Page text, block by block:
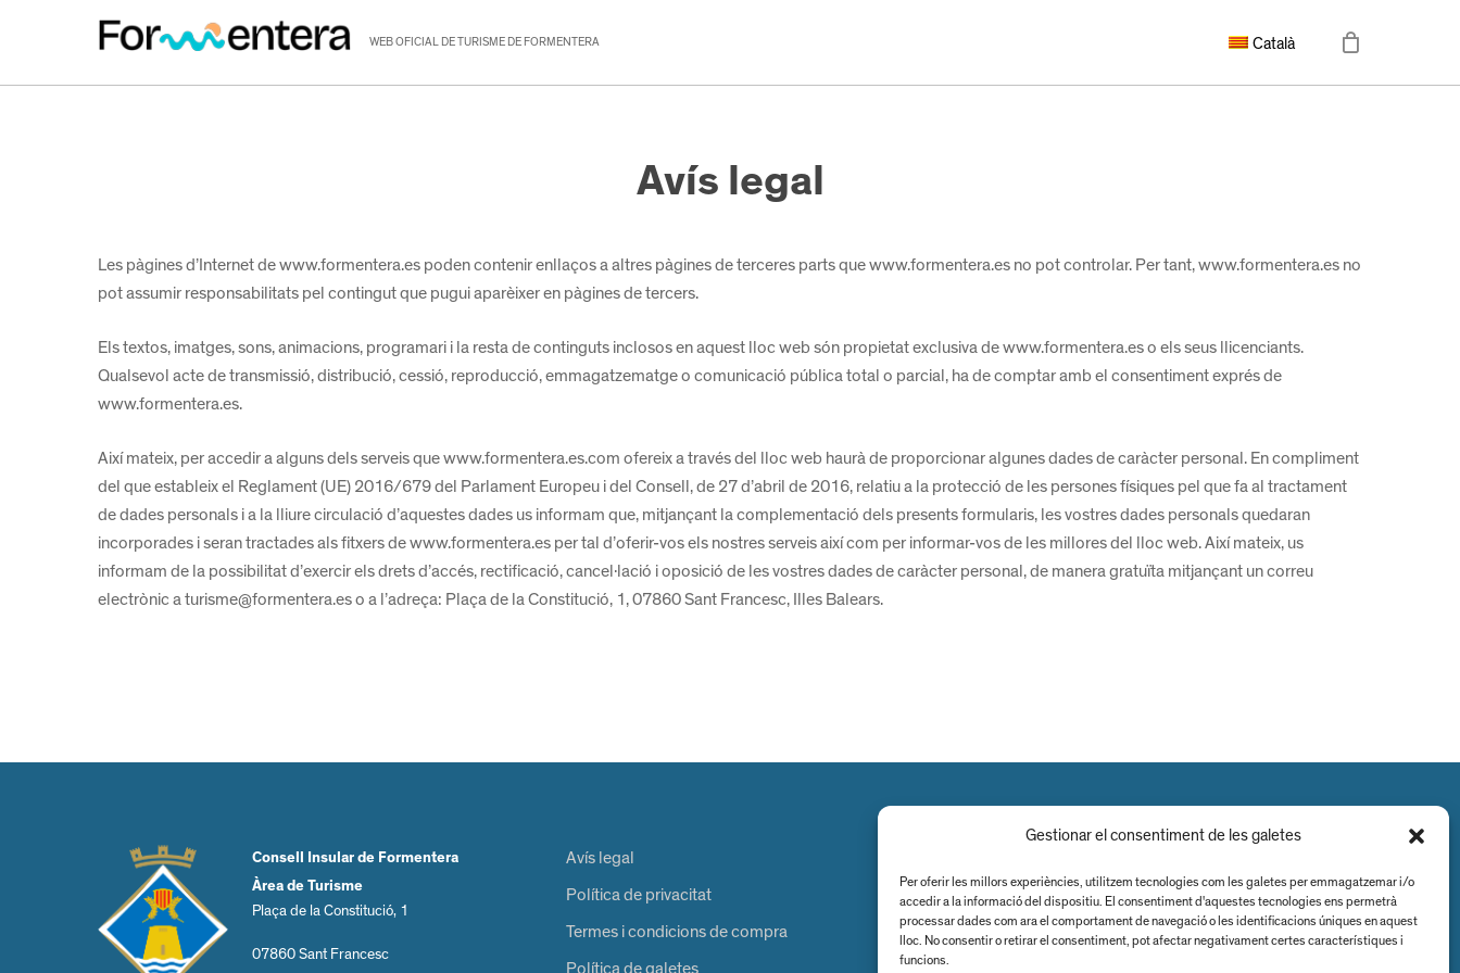
Gestionar el consentiment de les galetes
Per oferir les millors experiències, utilitzem tecnologies com les galetes per emmagatzemar i/o
accedir a la informació del dispositiu. El consentiment d'aquestes tecnologies ens permetrà
processar dades com ara el comportament de navegació o les identificacions úniques en aquest
lloc. No consentir o retirar el consentiment, pot afectar negativament certes característiques i
funcions.
WEB OFICIAL DE TURISME DE FORMENTERA Català
Avís legal
Les pàgines d’Internet de www.formentera.es poden contenir enllaços a altres pàgines de terceres parts que www.formentera.es no pot controlar. Per tant, www.formentera.es no
pot assumir responsabilitats pel contingut que pugui aparèixer en pàgines de tercers.
Els textos, imatges, sons, animacions, programari i la resta de continguts inclosos en aquest lloc web són propietat exclusiva de www.formentera.es o els seus llicenciants.
Qualsevol acte de transmissió, distribució, cessió, reproducció, emmagatzematge o comunicació pública total o parcial, ha de comptar amb el consentiment exprés de
www.formentera.es.
Així mateix, per accedir a alguns dels serveis que www.formentera.es.com ofereix a través del lloc web haurà de proporcionar algunes dades de caràcter personal. En compliment
del que estableix el Reglament (UE) 2016/679 del Parlament Europeu i del Consell, de 27 d’abril de 2016, relatiu a la protecció de les persones físiques pel que fa al tractament
de dades personals i a la lliure circulació d’aquestes dades us informam que, mitjançant la complementació dels presents formularis, les vostres dades personals quedaran
incorporades i seran tractades als fitxers de www.formentera.es per tal d’oferir-vos els nostres serveis així com per informar-vos de les millores del lloc web. Així mateix, us
informam de la possibilitat d’exercir els drets d’accés, rectificació, cancel·lació i oposició de les vostres dades de caràcter personal, de manera gratuïta mitjançant un correu
electrònic a turisme@formentera.es o a l’adreça: Plaça de la Constitució, 1, 07860 Sant Francesc, Illes Balears.
Consell Insular de Formentera
Àrea de Turisme
Plaça de la Constitució, 1
07860 Sant Francesc
Avís legal
Política de privacitat
Termes i condicions de compra
Política de galetes